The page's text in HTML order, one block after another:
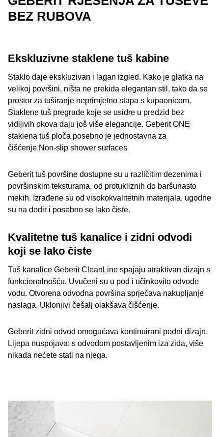
prskanja.
Pločice u tuš kabini donose dosljedan dizajn u prostoriju
uklapaju u tuš u ravnini s podom. Dok su tuš kanalice
poput Geberit CleanLine uvučene u pod, zidni odvod
postavljen je iza zida s odvodom ispod pokrovne ploče. I
ovdje su dostupne različite boje kako bi odvod savršeno
odgovarao prostoru za tuširanje. Pločice su postavljene
tako da njihov nagib vodi vodu na siguran način u
odvod.
manje fuga pa se lakše čiste.
Protuklizne pločice ili tuš kade
R11. Alternativno, mogu se koristiti protuklizne prostirke
ili naljepnice.
prostora za pohranusvih različitih bočica i tubica koje
Posebno je praktično ovimnišama dati dodatnu
pohranu s poklopcem s ogledalom idealna je za tu
svrhu.
BEZ RUBOVA
Ekskluzivne staklene tuš kabine
Staklo daje ekskluzivan i lagan izgled. Kako je glatka na
velikoj površini, ništa ne prekida elegantan stil, tako da se
prostor za tuširanje neprimjetno stapa s kupaonicom.
Staklene tuš pregrade koje se usidre u predzid bez
vidljivih okova daju još više elegancije. Geberit ONE
staklena tuš ploča posebno je jednostavna za
čišćenje.Non-slip shower surfaces
Geberit tuš površine dostupne su u različitim dezenima i
površinskim teksturama, od protukliznih do baršunasto
mekih. Izrađene su od visokokvalitetnih materijala, ugodne
su na dodir i posebno se lako čiste.
Kvalitetne tuš kanalice i zidni odvodi
koji se lako čiste
Tuš kanalice Geberit CleanLine spajaju atraktivan dizajn s
funkcionalnošću. Uvučeni su u pod i učinkovito odvode
vodu. Otvorena odvodna površina sprječava nakupljanje
naslaga. Uklonjivi češalj olakšava čišćenje.
Geberit zidni odvod omogućava kontinuirani podni dizajn.
Lijepa nuspojava: s odvodom postavljenim iza zida, više
nikada nećete stati na njega.